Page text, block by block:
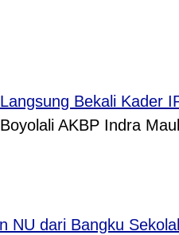
Bekali Kader
AKBP Indra
NU dari Bangku